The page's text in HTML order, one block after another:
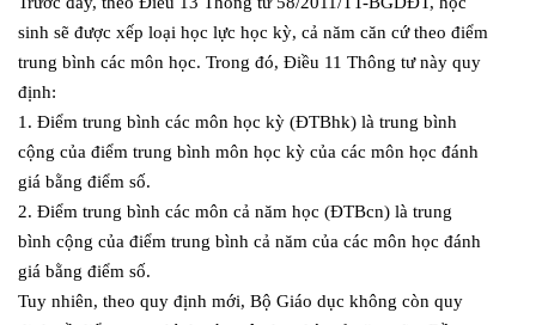
sinh sẽ được xếp loại học lực học kỳ, cả năm căn cứ theo điểm
trung bình các môn học. Trong đó, Điều 11 Thông tư này quy
định:
1. Điểm trung bình các môn học kỳ (ĐTBhk) là trung bình
cộng của điểm trung bình môn học kỳ của các môn học đánh
giá bằng điểm số.
2. Điểm trung bình các môn cả năm học (ĐTBcn) là trung
bình cộng của điểm trung bình cả năm của các môn học đánh
giá bằng điểm số.
Tuy nhiên, theo quy định mới, Bộ Giáo dục không còn quy